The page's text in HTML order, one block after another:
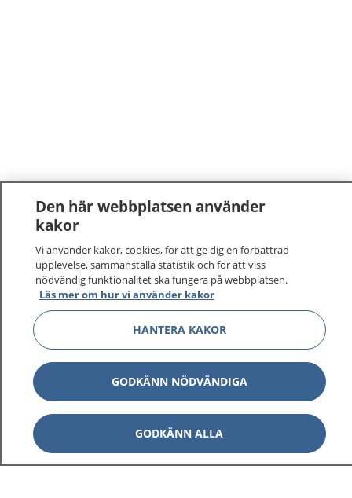
Den här webbplatsen använder
kakor
Vi använder kakor, cookies, för att ge dig en förbättrad
upplevelse, sammanställa statistik och för att viss
nödvändig funktionalitet ska fungera på webbplatsen.
Läs mer om hur vi använder kakor
HANTERA KAKOR
GODKÄNN NÖDVÄNDIGA
GODKÄNN ALLA